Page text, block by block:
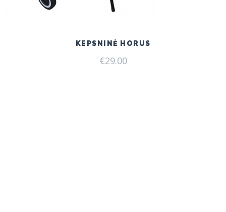
KEPSNINĖ HORUS
€29.00